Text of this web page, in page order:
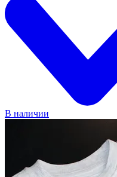
В наличии